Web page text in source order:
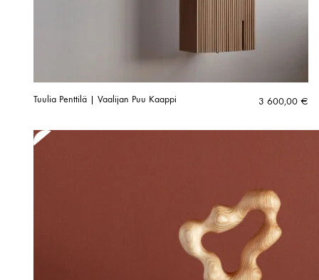
Tuulia Penttilä | Vaalijan Puu Kaappi 3 600,00 €